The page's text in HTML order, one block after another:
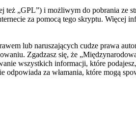
też „GPL”) i możliwym do pobrania ze
za pomocą tego skryptu. Więcej
lub naruszających cudze prawa
Zgadzasz się, że
wszystkich informacji, które
odpowiada za włamania, które mogą